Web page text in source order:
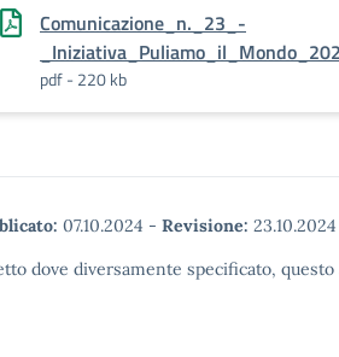
Comunicazione_n._23_-
pdf - 220 kb
07.10.2024 - Revisione: 23.10.2024
dove diversamente specificato,